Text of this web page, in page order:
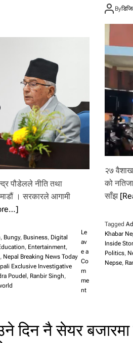
पौडेलले नीति तथा
। सरकारले आगामी
, Bungy, Business, Digital
, Entertainment,
, Nepal Breaking News Today
Exclusive Investigative
Poudel , Ranbir Singh,
Le
av
e a
Co
m
me
nto
छ
By
२७ वैशाख,
को
साँझ
Tagged
Khabar
Inside
Politics,
Nepse,
दिन नै सेयर